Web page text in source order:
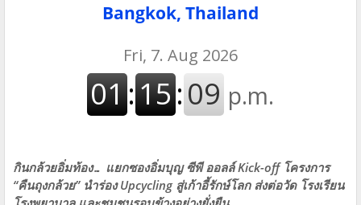
Bangkok, Thailand
กินกล้วยอิ่มท้อง… แยกซองอิ่มบุญ ซีพี ออลล์ Kick-off โครงการ
“คืนถุงกล้วย” นำร่อง Upcycling สู่เก้าอี้รักษ์โลก ส่งต่อวัด โรงเรียน